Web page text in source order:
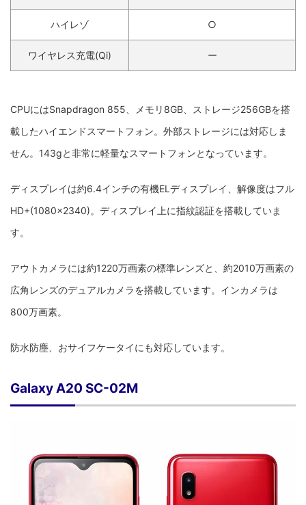
ハイレゾ ○
ワイヤレス充電(Qi) ー
CPUにはSnapdragon 855、メモリ8GB、ストレージ256GBを搭
載したハイエンドスマートフォン。外部ストレージには対応しま
せん。143gと非常に軽量なスマートフォンとなっています。
ディスプレイは約6.4インチの有機ELディスプレイ、解像度はフル
HD+(1080×2340)。ディスプレイ上に指紋認証を搭載していま
す。
アウトカメラには約1220万画素の標準レンズと、約2010万画素の
広角レンズのデュアルカメラを搭載しています。インカメラは
800万画素。
防水防塵、おサイフケータイにも対応しています。
Galaxy A20 SC-02M